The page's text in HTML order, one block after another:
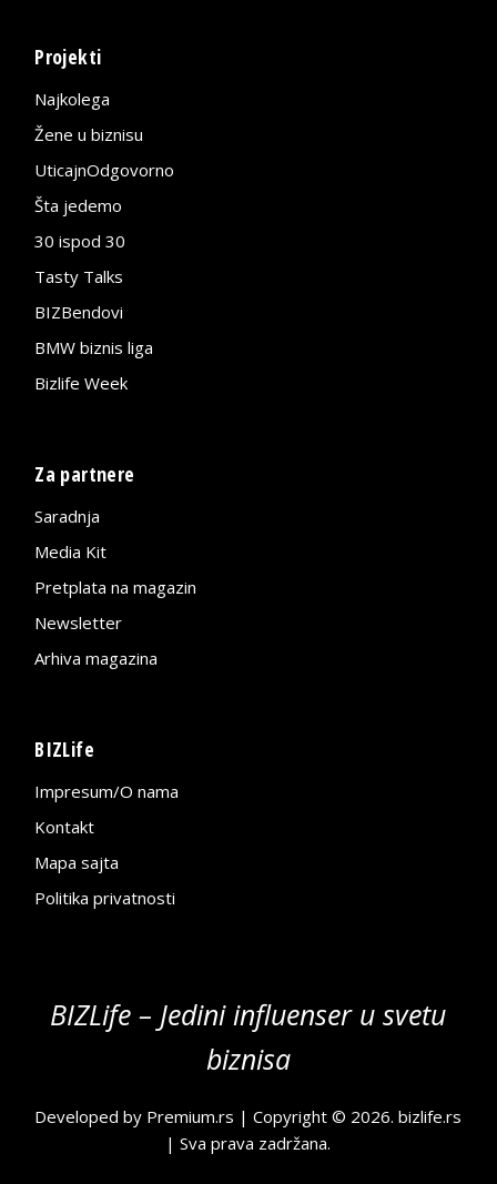
Projekti
Najkolega
Žene u biznisu
UticajnOdgovorno
Šta jedemo
30 ispod 30
Tasty Talks
BIZBendovi
BMW biznis liga
Bizlife Week
Za partnere
Saradnja
Media Kit
Pretplata na magazin
Newsletter
Arhiva magazina
BIZLife
Impresum/O nama
Kontakt
Mapa sajta
Politika privatnosti
BIZLife – Jedini influenser u svetu
biznisa
Developed by Premium.rs | Copyright © 2026.bizlife.rs
| Sva prava zadržana.